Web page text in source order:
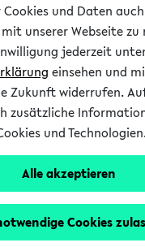
2026 Previous...
Wendisch, Stegelmann
Cookies und Daten
unserer Webseite zu
jederzeit
einsehen und
Zukunft widerrufen.
zusätzliche
und
Alle akzeptieren
Cookies